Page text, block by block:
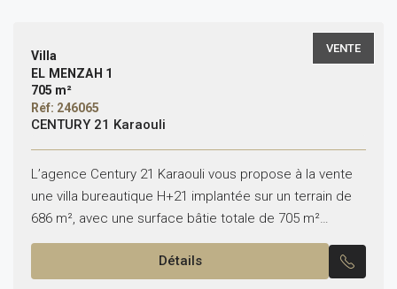
VENTE
Villa
EL MENZAH 1
705 m²
Réf: 246065
CENTURY 21 Karaouli
L’agence Century 21 Karaouli vous propose à la vente
une villa bureautique H+21 implantée sur un terrain de
686 m², avec une surface bâtie totale de 705 m²
répartie sur un rez-de-chaussée...
Détails